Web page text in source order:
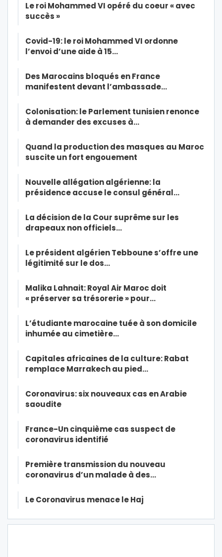
Le roi Mohammed VI opéré du coeur « avec
succès »
Covid-19: le roi Mohammed VI ordonne
l’envoi d’une aide à 15…
Des Marocains bloqués en France
manifestent devant l’ambassade…
Colonisation: le Parlement tunisien renonce
à demander des excuses à…
Quand la production des masques au Maroc
suscite un fort engouement
Nouvelle allégation algérienne: la
présidence accuse le consul général…
La décision de la Cour suprême sur les
drapeaux non officiels…
Le président algérien Tebboune s’offre une
légitimité sur le dos…
Malika Lahnait: Royal Air Maroc doit
« préserver sa trésorerie » pour…
L’étudiante marocaine tuée à son domicile
inhumée au cimetière…
Capitales africaines de la culture: Rabat
remplace Marrakech au pied…
Coronavirus: six nouveaux cas en Arabie
saoudite
France-Un cinquième cas suspect de
coronavirus identifié
Première transmission du nouveau
coronavirus d’un malade à des…
Le Coronavirus menace le Haj